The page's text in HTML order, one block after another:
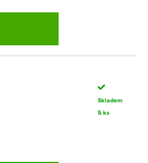
Skladem
5 ks